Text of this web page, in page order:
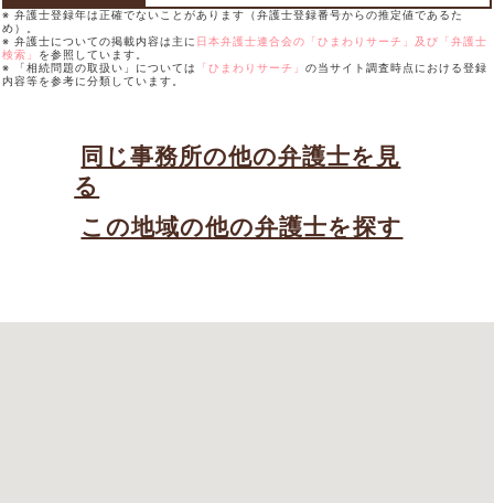
※ 弁護士登録年は正確でないことがあります（弁護士登録番号からの推定値であるた
め）。
※ 弁護士についての掲載内容は主に 日本弁護士連合会の「ひまわりサーチ」及び「弁護士
検索」 を参照しています。
※ 「相続問題の取扱い」については
「ひまわりサーチ」 の当サイト調査時点における登録
内容等を参考に分類しています。
同じ事務所の他の弁護士を見
る
この地域の他の弁護士を探す